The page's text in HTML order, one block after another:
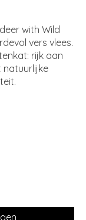
with Wild
vers vlees.
rijk aan
natuurlijke